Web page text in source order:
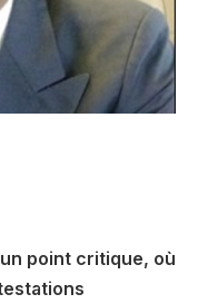
point critique, où